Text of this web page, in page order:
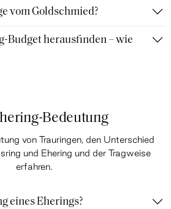
vom Goldschmied?
Budget herausfinden – wie
Bedeutung
von Trauringen, den Unterschied
und Ehering und der Tragweise
erfahren.
eines Eherings?